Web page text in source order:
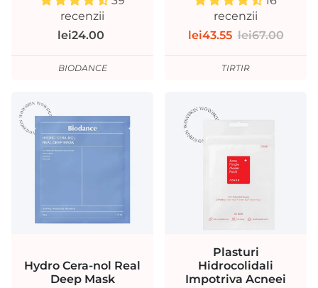
recenzii
lei24.00
BIODANCE
recenzii
lei43.55 lei67.00
TIRTIR
Hydro Cera-nol Real
Deep Mask
Plasturi
Hidrocolidali
Impotriva Acneei